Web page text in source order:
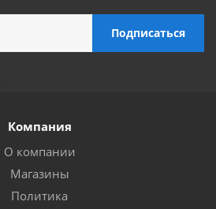
Компания
О компании
Магазины
Политика